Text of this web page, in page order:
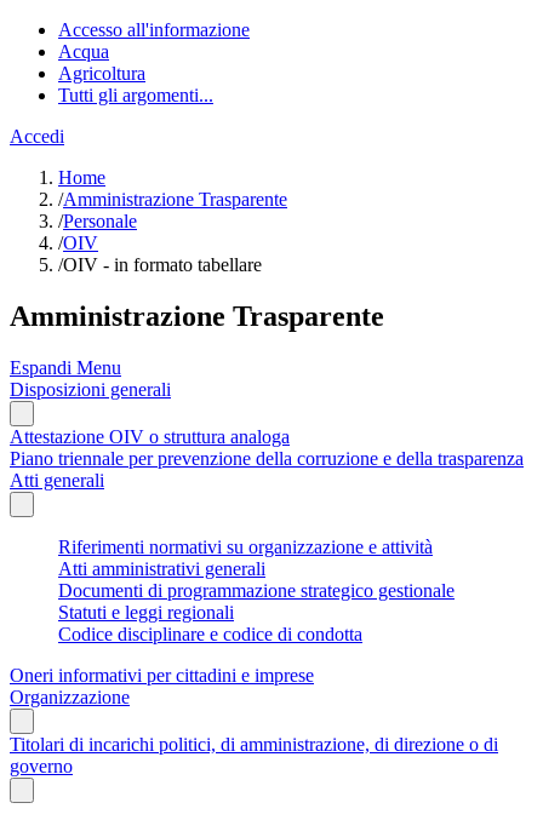
Accesso all'informazione
Acqua
Agricoltura
Tutti gli argomenti...
Accedi
Home
/Amministrazione Trasparente
/Personale
/OIV
/OIV - in formato tabellare
Amministrazione Trasparente
Espandi Menu
Disposizioni generali
Attestazione OIV o struttura analoga
Piano triennale per prevenzione della corruzione e della trasparenza
Atti generali
Riferimenti normativi su organizzazione e attività
Atti amministrativi generali
Documenti di programmazione strategico gestionale
Statuti e leggi regionali
Codice disciplinare e codice di condotta
Oneri informativi per cittadini e imprese
Organizzazione
Titolari di incarichi politici, di amministrazione, di direzione o di
governo